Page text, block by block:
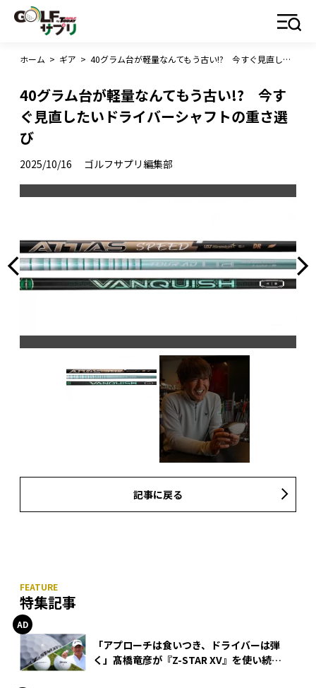
ホーム > ギア > 40グラム台が軽量なんてもう古い!? 今すぐ見直したいドライバーシャフトの重さ選び
40グラム台が軽量なんてもう古い!? 今す
ぐ見直したいドライバーシャフトの重さ選
び
2025/10/16 ゴルフサプリ編集部
記事に戻る
特集記事
「アプローチは食いつき、ドライバーは弾
く」髙橋竜彦が『Z-STAR XV』を使い続け